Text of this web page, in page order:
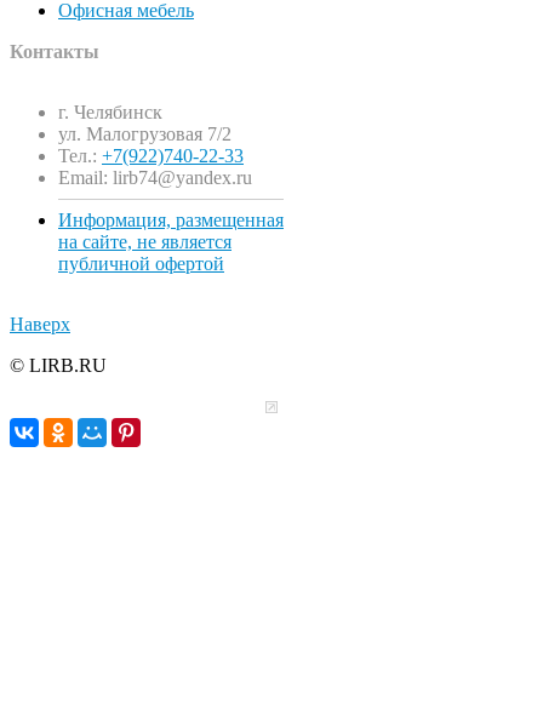
Офисная мебель
Контакты
г. Челябинск
ул. Малогрузовая 7/2
Тел.: +7(922)740-22-33
Email: lirb74@yandex.ru
Информация, размещенная
на сайте, не является
публичной офертой
Наверх
© LIRB.RU